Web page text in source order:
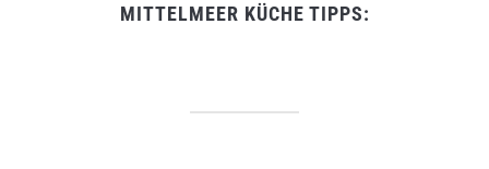
MITTELMEER KÜCHE TIPPS: